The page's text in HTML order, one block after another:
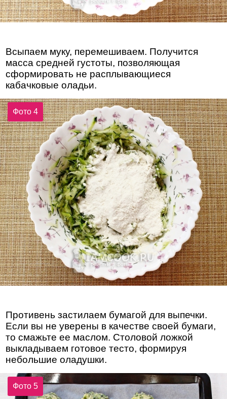
Всыпаем муку, перемешиваем. Получится
масса средней густоты, позволяющая
сформировать не расплывающиеся
кабачковые оладьи.
Фото 4
Противень застилаем бумагой для выпечки.
Если вы не уверены в качестве своей бумаги,
то смажьте ее маслом. Столовой ложкой
выкладываем готовое тесто, формируя
небольшие оладушки.
Фото 5